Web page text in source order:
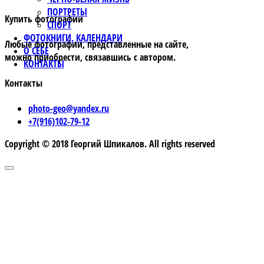
ПОРТРЕТЫ
СПОРТ
ФОТОКНИГИ, КАЛЕНДАРИ
О СЕБЕ
КОНТАКТЫ
Купить фотографии
Любые фотографии, представленные на сайте,
можно приобрести, связавшись с автором.
Контакты
photo-geo@yandex.ru
+7(916)102-79-12
Copyright © 2018 Георгий Шпикалов. All rights reserved